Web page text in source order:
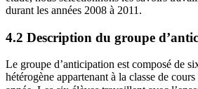
durant les années 2008 à 2011.
4.2 Description du groupe
Le groupe d’anticipation est composé de
hétérogène appartenant à la classe de